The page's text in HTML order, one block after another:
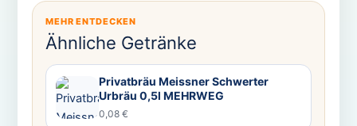
MEHR ENTDECKEN
Ähnliche Getränke
Privatbräu Meissner Schwerter
Urbräu 0,5l MEHRWEG
0,08 €